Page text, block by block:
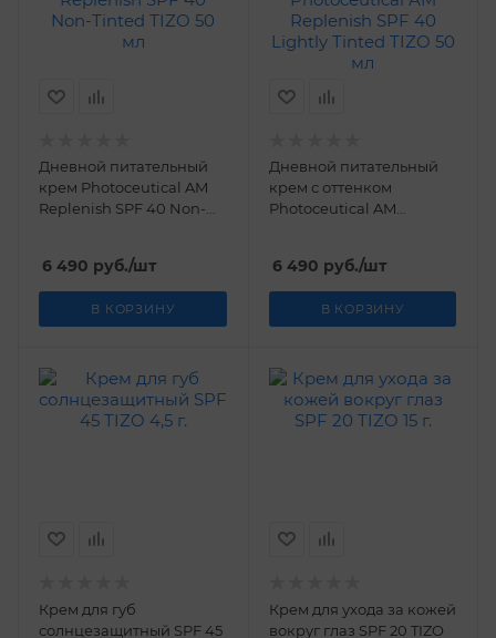
Дневной питательный
крем Photoceutical AM
Replenish SPF 40 Non-
6 490 руб./шт
В КОРЗИНУ
Дневной питательный
крем с оттенком
Photoceutical AM
6 490 руб./шт
В КОРЗИНУ
Крем для губ
солнцезащитный SPF 45
Крем для ухода за кожей
вокруг глаз SPF 20 TIZO